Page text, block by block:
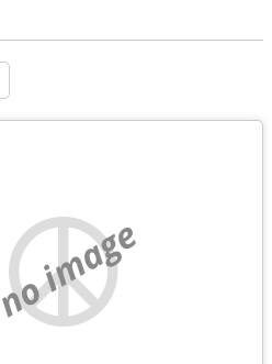
no image